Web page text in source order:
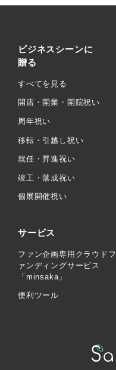
ビジネスシーンに
贈る
すべてを見る
開店・開業・開院祝い
周年祝い
移転・引越し祝い
就任・昇進祝い
竣工・落成祝い
個展開催祝い
サービス
ファン企画専用クラウドフ
ァンディングサービス
「minsaka」
便利ツール